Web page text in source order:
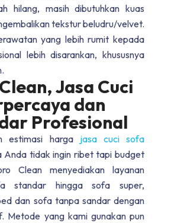
hilang, masih dibutuhkan kuas
tekstur beludru/velvet.
yang lebih rumit kepada
lebih disarankan, khususnya
Jasa Cuci
dan
Profesional
estimasi harga jasa cuci sofa
Anda tidak ingin ribet tapi budget
Clean menyediakan layanan
standar hingga sofa super,
dan sofa tanpa sandar dengan
Metode yang kami gunakan pun